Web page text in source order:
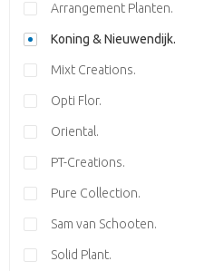
Arrangement Planten.
Koning & Nieuwendijk.
Mixt Creations.
Opti Flor.
Oriental.
PT-Creations.
Pure Collection.
Sam van Schooten.
Solid Plant.